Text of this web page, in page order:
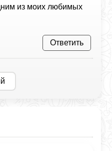
из моих любимых
Ответить